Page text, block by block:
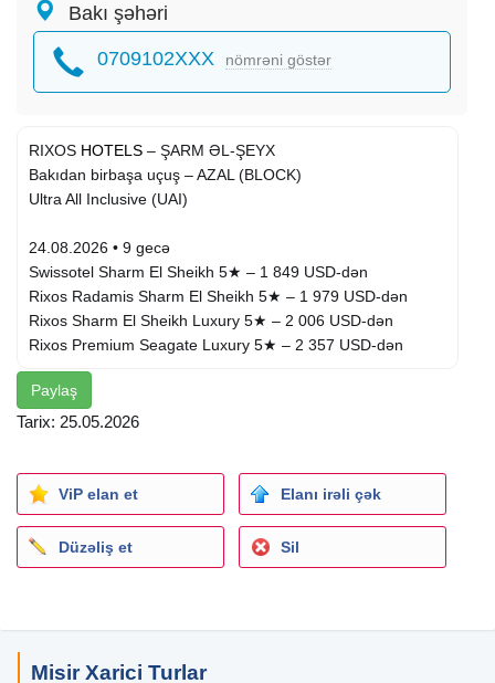
Bakı şəhəri
0709102XXX nömrəni göstər
RIXOS HOTELS – ŞARM ƏL-ŞEYX
Bakıdan birbaşa uçuş – AZAL (BLOCK)
Ultra All Inclusive (UAI)
24.08.2026 • 9 gecə
Swissotel Sharm El Sheikh 5★ – 1 849 USD-dən
Rixos Radamis Sharm El Sheikh 5★ – 1 979 USD-dən
Rixos Sharm El Sheikh Luxury 5★ – 2 006 USD-dən
Rixos Premium Seagate Luxury 5★ – 2 357 USD-dən
29.08.2026 • 7 gecə
Swissotel Sharm El Sheikh 5★ – 1 580 USD-dən
Rixos Premium Seagate Luxury 5★ – 1 954 USD-dən
31.08.2026 • 7 gecə
Swissotel Sharm El Sheikh 5★ – 1 558 USD-dən
Rixos Premium Seagate Luxury 5★ – 1 928 USD-dən /
nəfər
Paylaş
Tarix: 25.05.2026
ViP elan et Elanı irəli çək
Düzəliş et Sil
Misir Xarici Turlar